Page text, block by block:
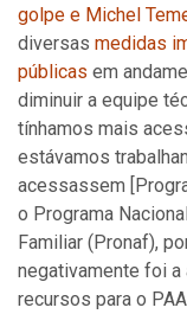
golpe e Michel
diversas medidas
públicas em
diminuir a equipe
tínhamos mais
estávamos
acessassem
o Programa
Familiar (Pronaf),
negativamente foi a
recursos para o